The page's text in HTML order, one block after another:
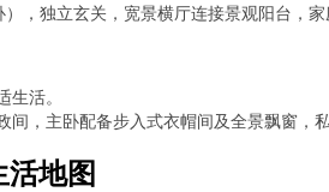
），独立玄关，宽景横厅连接景观阳台，家
生活。
间，主卧配备步入式衣帽间及全景飘窗，
活地图